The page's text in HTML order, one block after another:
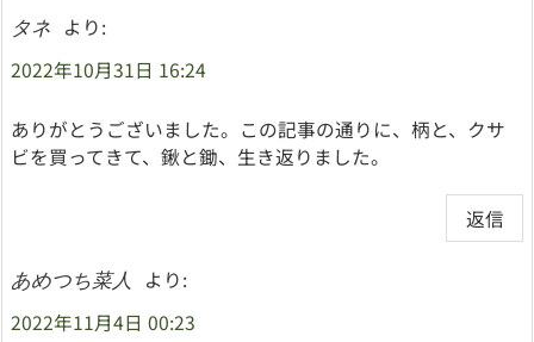
タネ
より:
2022年10月31日 16:24
ありがとうございました。この記事の通りに、柄と、クサ
ビを買ってきて、鍬と鋤、生き返りました。
返信
あめつち菜人
より:
2022年11月4日 00:23